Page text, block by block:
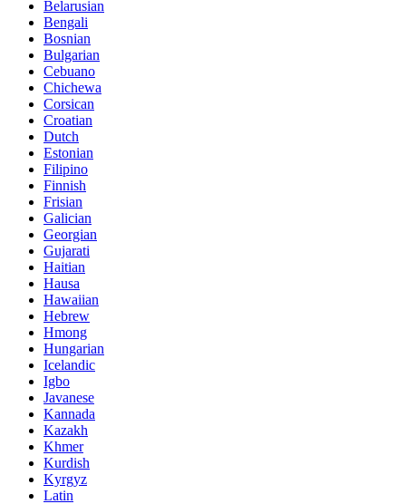
Belarusian
Bengali
Bosnian
Bulgarian
Cebuano
Chichewa
Corsican
Croatian
Dutch
Estonian
Filipino
Finnish
Frisian
Galician
Georgian
Gujarati
Haitian
Hausa
Hawaiian
Hebrew
Hmong
Hungarian
Icelandic
Igbo
Javanese
Kannada
Kazakh
Khmer
Kurdish
Kyrgyz
Latin